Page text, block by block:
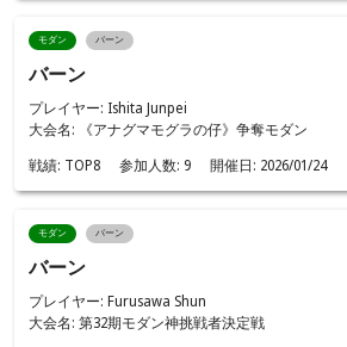
モダン バーン
バーン
プレイヤー: Ishita Junpei
大会名: 《アナグマモグラの仔》争奪モダン
戦績: TOP8 参加人数: 9 開催日: 2026/01/24
モダン バーン
バーン
プレイヤー: Furusawa Shun
大会名: 第32期モダン神挑戦者決定戦